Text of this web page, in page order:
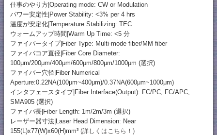
仕事のやり方|Operating mode: CW or Modulation
パワー安定性|Power Stability: <3% per 4 hrs
温度が安定化|Temperature Stabilizing: TEC
ウォームアップ時間|Warm Up Time: <5 分
ファイバータイプ|Fiber Type: Multi-mode fiber/MM fiber
ファイバコア直径|Fiber Core Diameter:
100μm/200μm/400μm/600μm/800μm/1000μm (選択)
ファイバー穴径|Fiber Numerical
Aperture:0.22NA(100μm~400μm)/0.37NA(600μm~1000μm)
インタフェースタイプ|Fiber Interface(Output): FC/PC, FC/APC,
SMA905 (選択)
ファイバ長|Fiber Length: 1m/2m/3m (選択)
レーザー器寸法|Laser Head Dimension: Near
155(L)x77(W)x60(H)mm³ (詳しくはこちら！)